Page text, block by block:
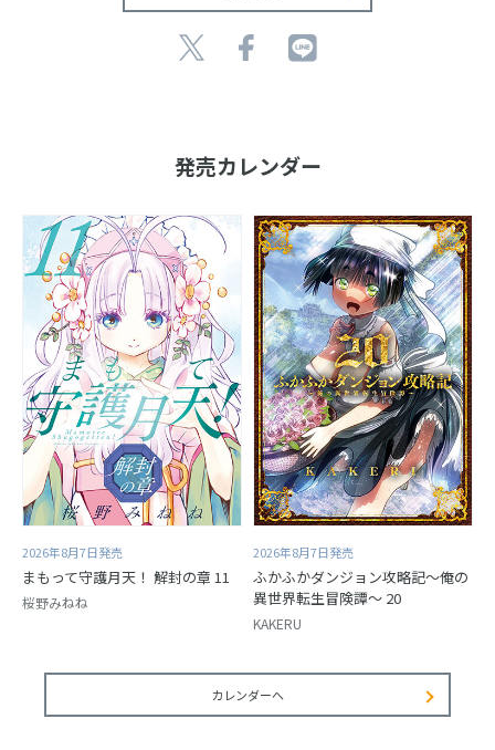
発売カレンダー
2026年8月7日発売
まもって守護月天！ 解封の章 11
桜野みねね
2026年8月7日発売
ふかふかダンジョン攻略記～俺の
異世界転生冒険譚～ 20
KAKERU
カレンダーへ